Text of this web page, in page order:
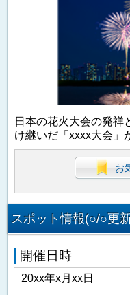
日本の花火大会の発祥
け継いだ「xxxx大会」
お
スポット情報(○/○更
開催日時
20xx年x月xx日